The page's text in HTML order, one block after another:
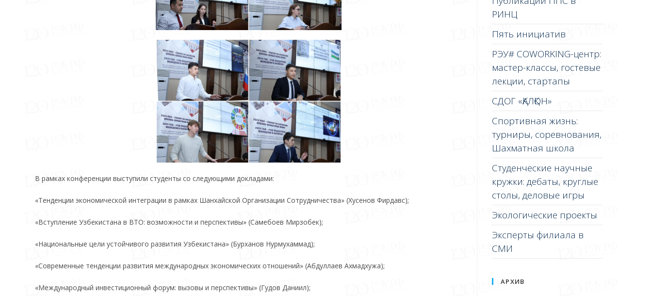
В рамках конференции выступили студенты со следующими докладами:
«Тенденции экономической интеграции в рамках Шанхайской Организации Сотрудничества» (Хусенов Фирдавс);
«Вступление Узбекистана в ВТО: возможности и перспективы» (Самебоев Мирзобек);
«Национальные цели устойчивого развития Узбекистана» (Бурханов Нурмухаммад);
«Современные тенденции развития международных экономических отношений» (Абдуллаев Ахмадхужа);
«Международный инвестиционный форум: вызовы и перспективы» (Гудов Даниил);
РИНЦ
Пять инициатив
РЭУ# COWORKING-центр:
мастер-классы, гостевые
лекции, стартапы
СДОГ «ҚАЛҚОН»
Спортивная жизнь:
турниры, соревнования,
Шахматная школа
Студенческие научные
кружки: дебаты, круглые
столы, деловые игры
Экологические проекты
Эксперты филиала в
СМИ
АРХИВ